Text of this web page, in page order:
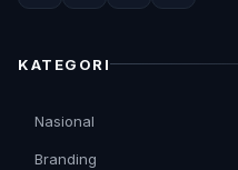
KATEGORI
Nasional
Branding